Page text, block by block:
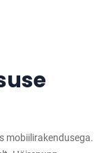
mobiilirakendusega.